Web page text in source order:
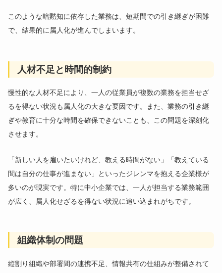
このような暗黙知に依存した業務は、短期間での引き継ぎが困難
で、結果的に属人化が進んでしまいます。
人材不足と時間的制約
慢性的な人材不足により、一人の従業員が複数の業務を担当せざ
るを得ない状況も属人化の大きな要因です。また、業務の引き継
ぎや教育に十分な時間を確保できないことも、この問題を深刻化
させます。
「新しい人を雇いたいけれど、教える時間がない」「教えている
間は自分の仕事が進まない」といったジレンマを抱える企業様が
多いのが現実です。特に中小企業では、一人が担当する業務範囲
が広く、属人化せざるを得ない状況に追い込まれがちです。
組織体制の問題
縦割り組織や部署間の連携不足、情報共有の仕組みが整備されて